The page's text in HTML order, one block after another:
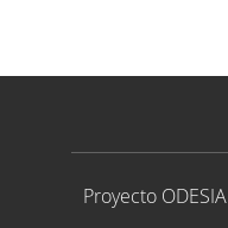
Proyecto ODESIA
Proyecto ODESIA